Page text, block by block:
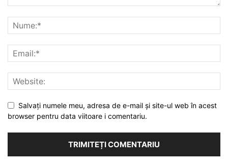
Salvați numele meu, adresa de e-mail și site-ul web în acest
browser pentru data viitoare i comentariu.